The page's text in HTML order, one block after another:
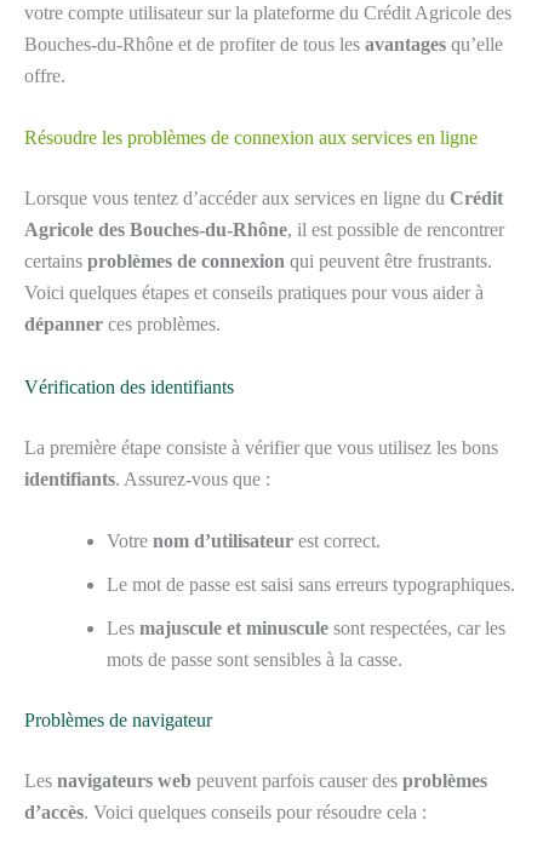
votre compte utilisateur sur la plateforme du Crédit Agricole des
Bouches-du-Rhône et de profiter de tous les avantages qu’elle
offre.
Résoudre les problèmes de connexion aux services en ligne
Lorsque vous tentez d’accéder aux services en ligne du Crédit
Agricole des Bouches-du-Rhône, il est possible de rencontrer
certains problèmes de connexion qui peuvent être frustrants.
Voici quelques étapes et conseils pratiques pour vous aider à
dépanner ces problèmes.
Vérification des identifiants
La première étape consiste à vérifier que vous utilisez les bons
identifiants. Assurez-vous que :
Votre nom d’utilisateur est correct.
Le mot de passe est saisi sans erreurs typographiques.
Les majuscule et minuscule sont respectées, car les
mots de passe sont sensibles à la casse.
Problèmes de navigateur
Les navigateurs web peuvent parfois causer des problèmes
d’accès. Voici quelques conseils pour résoudre cela :